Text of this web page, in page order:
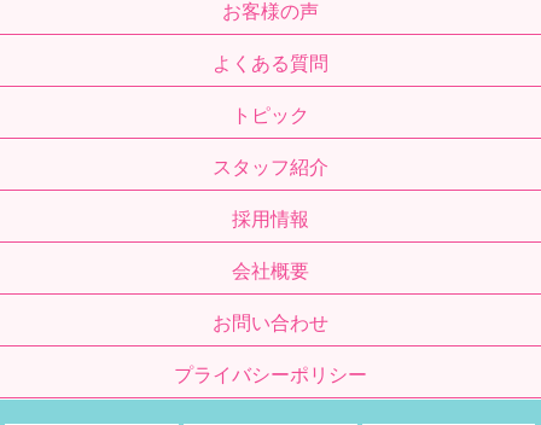
お客様の声
よくある質問
トピック
スタッフ紹介
採用情報
会社概要
お問い合わせ
プライバシーポリシー